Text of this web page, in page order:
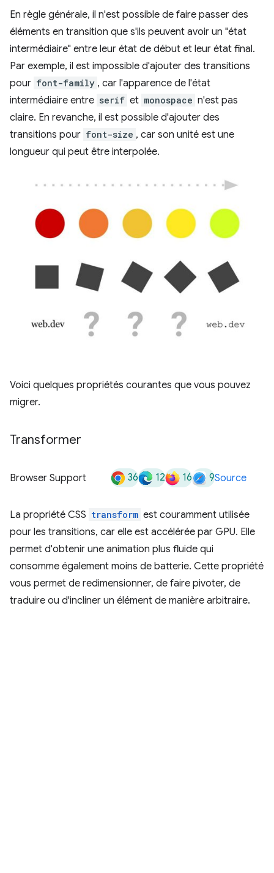
En règle générale, il n'est possible de faire passer des
éléments en transition que s'ils peuvent avoir un "état
intermédiaire" entre leur état de début et leur état final.
Par exemple, il est impossible d'ajouter des transitions
pour font-family , car l'apparence de l'état
intermédiaire entre serif et monospace n'est pas
claire. En revanche, il est possible d'ajouter des
transitions pour font-size , car son unité est une
longueur qui peut être interpolée.
Voici quelques propriétés courantes que vous pouvez
migrer.
Transformer
Browser Support 36 12 16 9Source
La propriété CSS transform est couramment utilisée
pour les transitions, car elle est accélérée par GPU. Elle
permet d'obtenir une animation plus fluide qui
consomme également moins de batterie. Cette propriété
vous permet de redimensionner, de faire pivoter, de
traduire ou d'incliner un élément de manière arbitraire.